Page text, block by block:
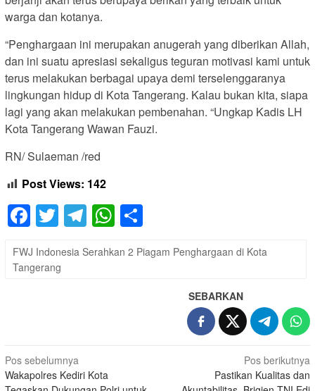
warga dan kotanya.
“Penghargaan ini merupakan anugerah yang diberikan Allah,
dan ini suatu apresiasi sekaligus teguran motivasi kami untuk
terus melakukan berbagai upaya demi terselenggaranya
lingkungan hidup di Kota Tangerang. Kalau bukan kita, siapa
lagi yang akan melakukan pembenahan. “Ungkap Kadis LH
Kota Tangerang Wawan Fauzi.
RN/ Sulaeman /red
Post Views: 142
Facebook
Twitter
Telegram
WhatsApp
FWJ Indonesia Serahkan 2 Piagam Penghargaan di Kota
Tangerang
SEBARKAN
Navigasi
pos
Pos sebelumnya
Wakapolres Kediri Kota
Pos berikutnya
Pastikan Kualitas dan